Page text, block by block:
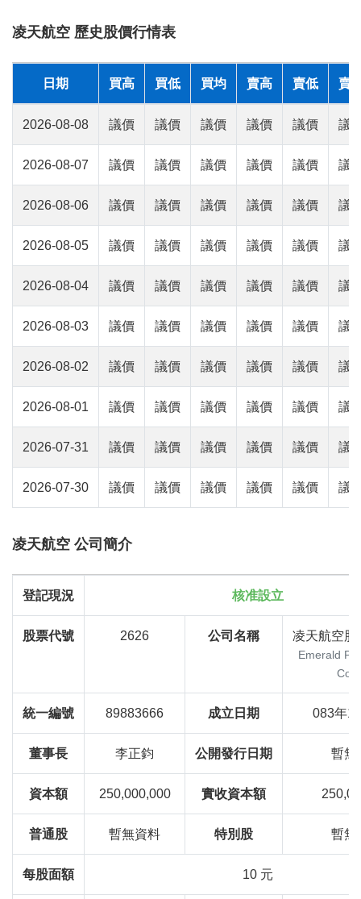
凌天航空 歷史股價行情表
日期 買高 買低 買均 賣高 賣低 賣
2026-08-08 議價 議價 議價 議價 議價 議
2026-08-07 議價 議價 議價 議價 議價 議
2026-08-06 議價 議價 議價 議價 議價 議
2026-08-05 議價 議價 議價 議價 議價 議
2026-08-04 議價 議價 議價 議價 議價 議
2026-08-03 議價 議價 議價 議價 議價 議
2026-08-02 議價 議價 議價 議價 議價 議
2026-08-01 議價 議價 議價 議價 議價 議
2026-07-31 議價 議價 議價 議價 議價 議
2026-07-30 議價 議價 議價 議價 議價 議
凌天航空 公司簡介
登記現況 核准設立
股票代號 2626 公司名稱 凌天航空股
Emerald
Co.,
統一編號 89883666 成立日期 083年
董事長 李正鈞 公開發行日期 暫無
資本額 250,000,000 實收資本額
普通股 暫無資料 特別股 暫無
每股面額 10 元